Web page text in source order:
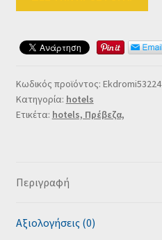
Κωδικός προϊόντος: Ekdromi53224
Κατηγορία: hotels
Ετικέτα: hotels, Πρέβεζα,
Περιγραφή
Αξιολογήσεις (0)